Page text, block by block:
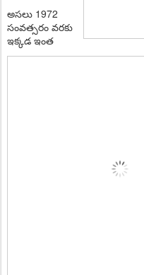
అస‌లు 1972
సంవ‌త్స‌రం వ‌ర‌కు
ఇక్క‌డ ఇంత